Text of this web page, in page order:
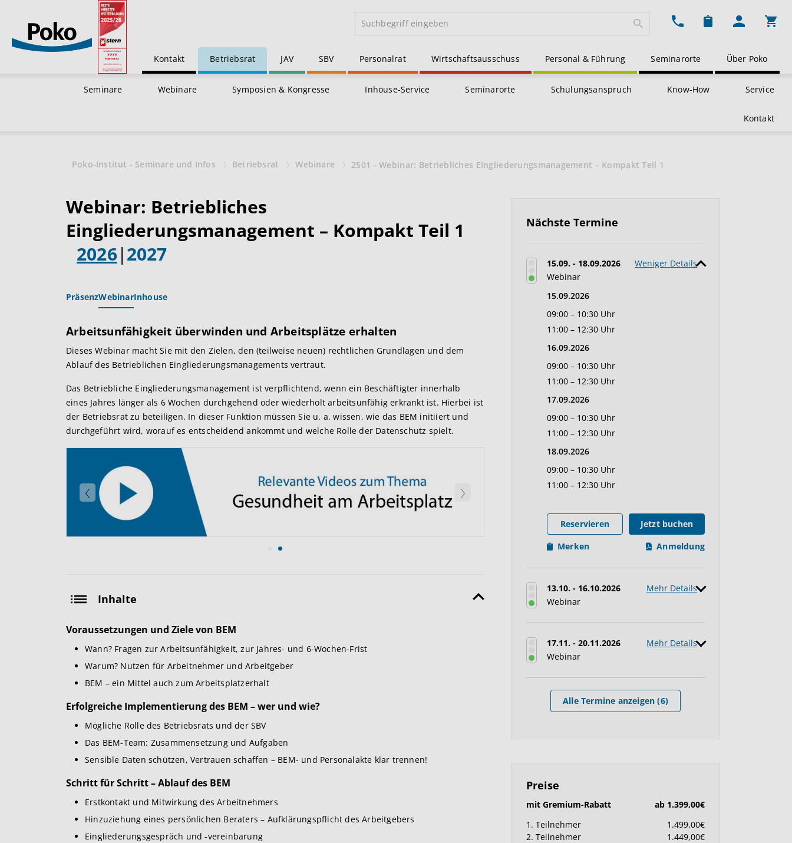
Kontakt Betriebsrat JAV SBV Personalrat Wirtschaftsausschuss Personal & Führung Seminarorte Über Poko
Seminare Webinare Symposien & Kongresse Inhouse-Service Seminarorte Schulungsanspruch Know-How Service
Kontakt
Poko-Institut - Seminare und Infos Betriebsrat Webinare 2501 - Webinar: Betriebliches Eingliederungsmanagement – Kompakt Teil 1
Webinar: Betriebliches
Eingliederungsmanagement – Kompakt Teil 1
2026|2027
PräsenzWebinarInhouse
Arbeitsunfähigkeit überwinden und Arbeitsplätze erhalten
Dieses Webinar macht Sie mit den Zielen, den (teilweise neuen) rechtlichen Grundlagen und dem
Ablauf des Betrieblichen Eingliederungsmanagements vertraut.
Das Betriebliche Eingliederungsmanagement ist verpflichtend, wenn ein Beschäftigter innerhalb
eines Jahres länger als 6 Wochen durchgehend oder wiederholt arbeitsunfähig erkrankt ist. Hierbei ist
der Betriebsrat zu beteiligen. In dieser Funktion müssen Sie u. a. wissen, wie das BEM initiiert und
durchgeführt wird, worauf es entscheidend ankommt und welche Rolle der Datenschutz spielt.
Zurück
Inhalte
Voraussetzungen und Ziele von BEM
Wann? Fragen zur Arbeitsunfähigkeit, zur Jahres- und 6-Wochen-Frist
Warum? Nutzen für Arbeitnehmer und Arbeitgeber
BEM – ein Mittel auch zum Arbeitsplatzerhalt
Erfolgreiche Implementierung des BEM – wer und wie?
Mögliche Rolle des Betriebsrats und der SBV
Das BEM-Team: Zusammensetzung und Aufgaben
Sensible Daten schützen, Vertrauen schaffen – BEM- und Personalakte klar trennen!
Schritt für Schritt – Ablauf des BEM
Erstkontakt und Mitwirkung des Arbeitnehmers
Hinzuziehung eines persönlichen Beraters – Aufklärungspflicht des Arbeitgebers
Eingliederungsgespräch und -vereinbarung
Nächste Termine
15.09. - 18.09.2026
Webinar
Weniger Details
15.09.2026
09:00 – 10:30 Uhr
11:00 – 12:30 Uhr
16.09.2026
09:00 – 10:30 Uhr
11:00 – 12:30 Uhr
17.09.2026
09:00 – 10:30 Uhr
11:00 – 12:30 Uhr
18.09.2026
09:00 – 10:30 Uhr
11:00 – 12:30 Uhr
Reservieren
Jetzt buchen
Merken
Anmeldung
13.10. - 16.10.2026
Webinar
Mehr Details
17.11. - 20.11.2026
Webinar
Mehr Details
Alle Termine anzeigen (6)
Preise
mit Gremium-Rabatt
ab 1.399,00€
1. Teilnehmer
1.499,00€
2. Teilnehmer
1.449,00€